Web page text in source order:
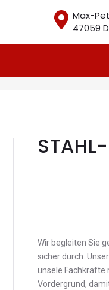
Max-
47059
Wir begleiten Sie
sicher durch.
unsele Fachkräfte
Vordergrund,